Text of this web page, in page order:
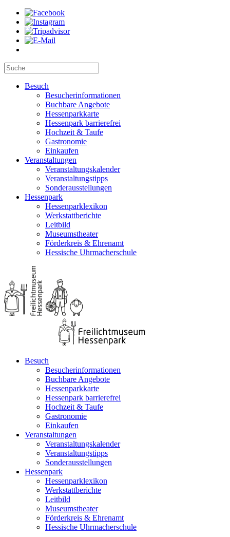
Besuch
Besucherinformationen
Buchbare Angebote
Hessenparkkarte
Hessenpark barrierefrei
Hochzeit & Taufe
Gastronomie
Einkaufen
Veranstaltungen
Veranstaltungskalender
Veranstaltungstipps
Sonderausstellungen
Hessenpark
Hessenparklexikon
Werkstattberichte
Leitbild
Museumstheater
Förderkreis & Ehrenamt
Hessische Uhrmacherschule
Besuch
Besucherinformationen
Buchbare Angebote
Hessenparkkarte
Hessenpark barrierefrei
Hochzeit & Taufe
Gastronomie
Einkaufen
Veranstaltungen
Veranstaltungskalender
Veranstaltungstipps
Sonderausstellungen
Hessenpark
Hessenparklexikon
Werkstattberichte
Leitbild
Museumstheater
Förderkreis & Ehrenamt
Hessische Uhrmacherschule